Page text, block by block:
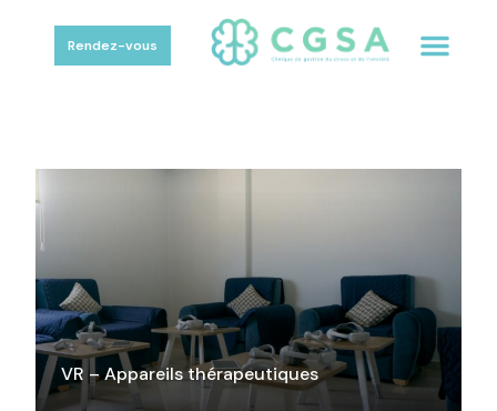
Rendez-vous
VR – Appareils thérapeutiques